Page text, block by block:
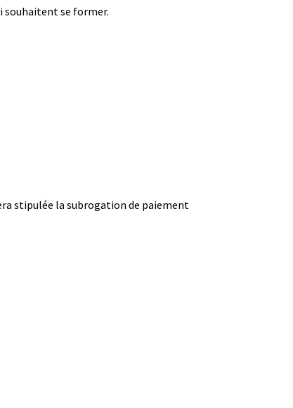
souhaitent se former.
stipulée la subrogation de paiement